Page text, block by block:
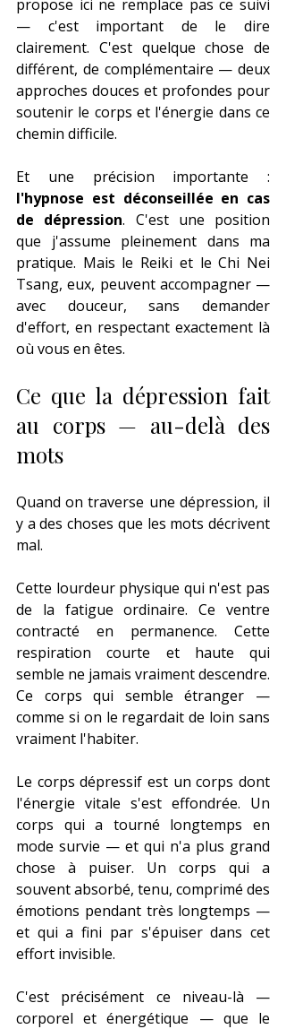
propose ici ne remplace pas ce suivi
— c'est important de le dire
clairement. C'est quelque chose de
différent, de complémentaire — deux
approches douces et profondes pour
soutenir le corps et l'énergie dans ce
chemin difficile.
l'hypnose est déconseillée en cas
de dépression. C'est une position
que j'assume pleinement dans ma
pratique. Mais le Reiki et le Chi Nei
Tsang, eux, peuvent accompagner —
avec douceur, sans demander
d'effort, en respectant exactement là
où vous en êtes.
Ce que la dépression fait
au corps — au-delà des
mots
Quand on traverse une dépression, il
y a des choses que les mots décrivent
mal.
Cette lourdeur physique qui n'est pas
de la fatigue ordinaire. Ce ventre
contracté en permanence. Cette
respiration courte et haute qui
semble ne jamais vraiment descendre.
Ce corps qui semble étranger —
comme si on le regardait de loin sans
vraiment l'habiter.
Le corps dépressif est un corps dont
l'énergie vitale s'est effondrée. Un
corps qui a tourné longtemps en
mode survie — et qui n'a plus grand
chose à puiser. Un corps qui a
souvent absorbé, tenu, comprimé des
émotions pendant très longtemps —
et qui a fini par s'épuiser dans cet
effort invisible.
C'est précisément ce niveau-là —
corporel et énergétique — que le